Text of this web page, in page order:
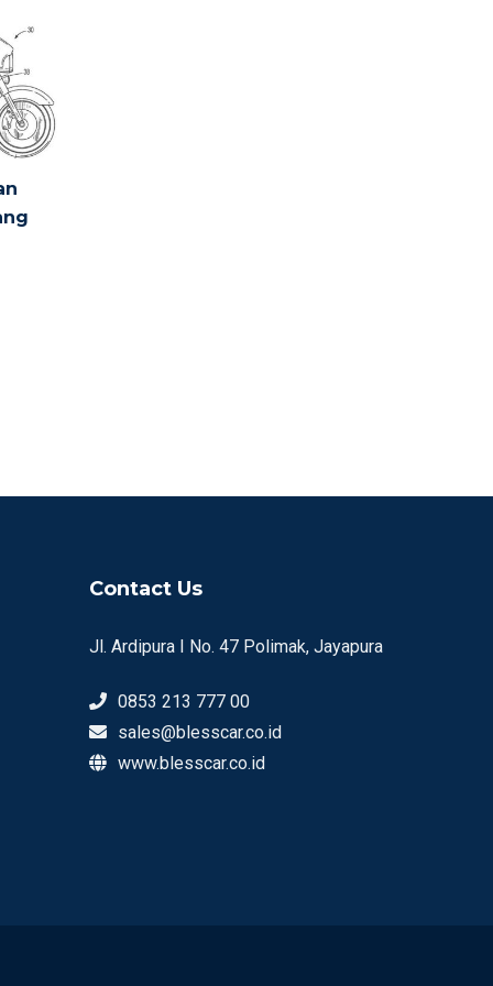
Contact Us
Jl. Ardipura I No. 47 Polimak, Jayapura
0853 213 777 00
sales@blesscar.co.id
www.blesscar.co.id